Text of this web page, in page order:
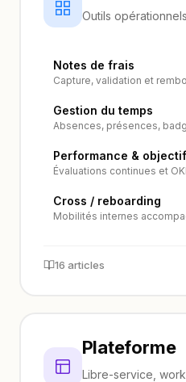
Outils
Notes de frais
Capture, validation et
Gestion du temps
Absences, présences,
Performance &
Évaluations continues et
Cross / reboarding
Mobilités internes
16 articles
Plateforme
Libre-service,